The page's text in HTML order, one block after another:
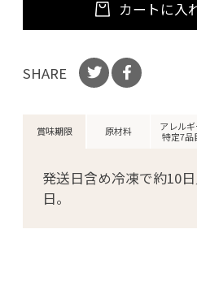
カートに入
SHARE
賞味期限 原材料
アレルギ
特定7品
発送日含め冷凍で約10
日。